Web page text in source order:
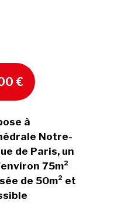
€
à
Notre-
de Paris, un
75m²
de 50m² et